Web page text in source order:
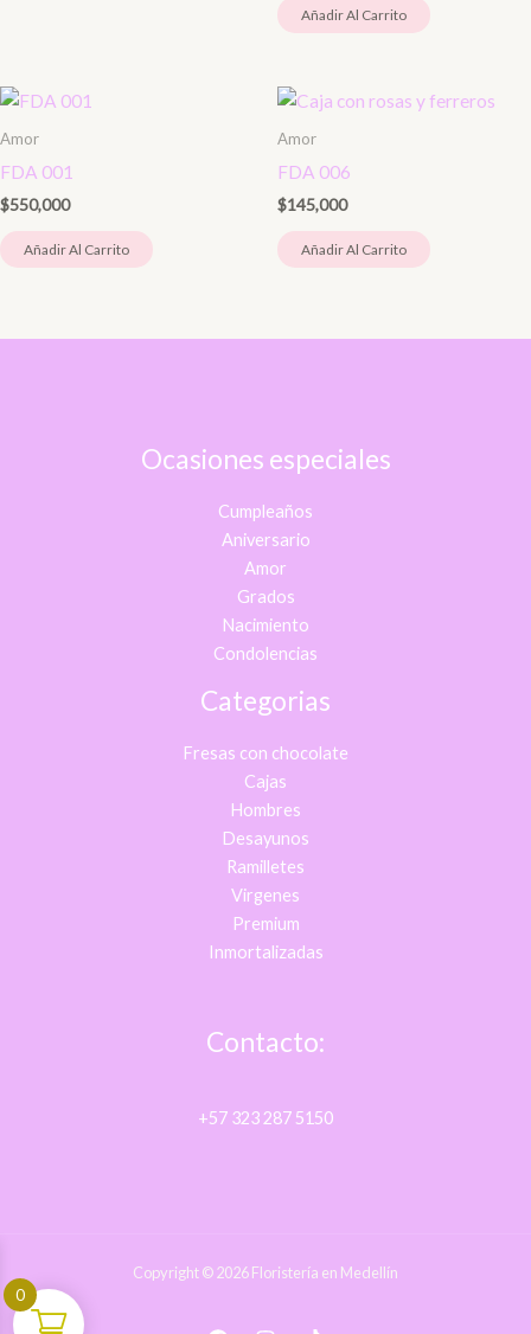
Añadir Al Carrito
Amor
FDA 001
$550,000
Añadir Al Carrito
Amor
FDA 006
$145,000
Añadir Al Carrito
Ocasiones especiales
Cumpleaños
Aniversario
Amor
Grados
Nacimiento
Condolencias
Categorias
Fresas con chocolate
Cajas
Hombres
Desayunos
Ramilletes
Virgenes
Premium
Inmortalizadas
Contacto:
+57 323 287 5150
Copyright © 2026 Floristería en Medellín
0